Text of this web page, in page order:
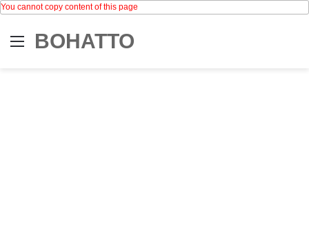
You cannot copy content of this page
Menu
BOHATTO